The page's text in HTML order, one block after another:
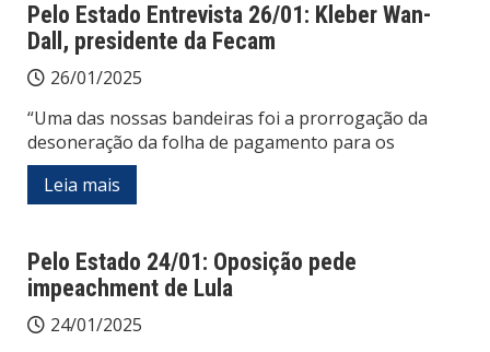
Pelo Estado Entrevista 26/01: Kleber Wan-
Dall, presidente da Fecam
26/01/2025
“Uma das nossas bandeiras foi a prorrogação da
desoneração da folha de pagamento para os
Leia mais
Pelo Estado 24/01: Oposição pede
impeachment de Lula
24/01/2025